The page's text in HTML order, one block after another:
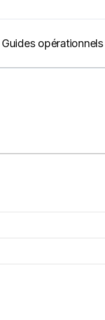
Guides opérationnels